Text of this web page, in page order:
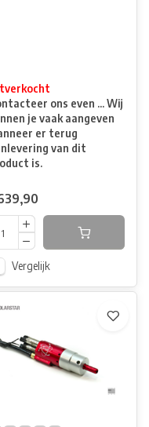
ons even ... Wij
je vaak aangeven
er terug
van dit
is.
Vergelijk